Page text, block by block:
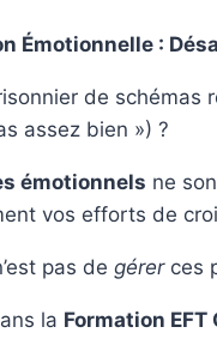
Émotionnelle :
de schémas
assez bien ») ?
émotionnels ne
vos efforts de
pas de gérerces
la Formation EFT